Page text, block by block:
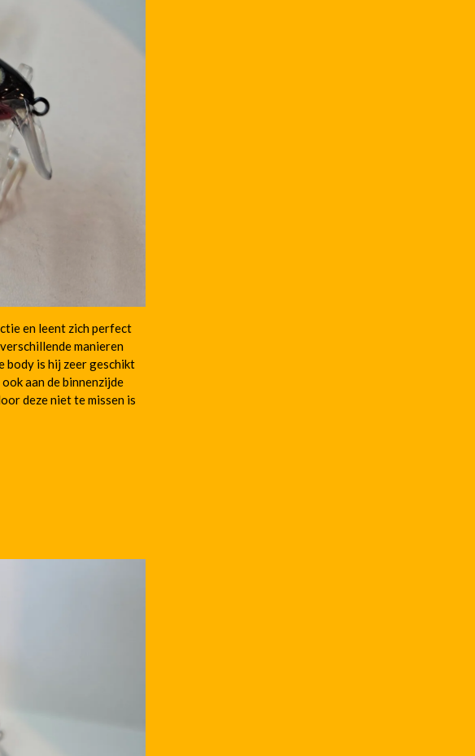
en leent zich perfect
manieren
body is hij zeer geschikt
aan de binnenzijde
deze niet te missen is